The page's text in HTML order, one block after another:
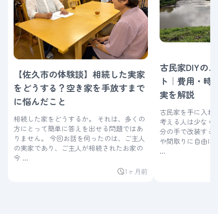
【佐久市の体験談】相続した実家
をどうする？空き家を手放すまで
に悩んだこと
相続した家をどうするか。 それは、多くの
方にとって簡単に答えを出せる問題ではあ
りません。 今回お話を伺ったのは、ご主人
の実家であり、ご主人が相続されたお家の
今 ...
1ヶ月前
古民家DIYの
ト｜費用・時
実を解説
古民家を手に入れ
考える人は少なくありま
分の手で改装する
や間取りに自由に
...